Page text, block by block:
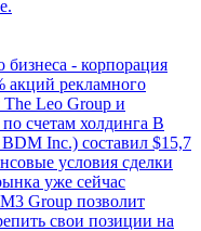
бизнеса - корпорация
акций рекламного
Leo Group и
счетам холдинга B
Inc.) составил $15,7
условия сделки
уже сейчас
Group позволит
свои позиции на